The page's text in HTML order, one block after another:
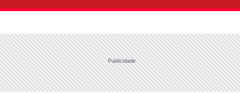
Publicidade